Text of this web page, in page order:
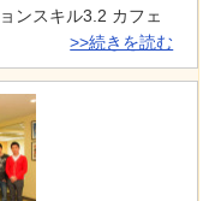
ンスキル3.2 カフェ
>>続きを読む